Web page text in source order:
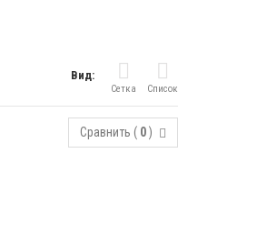
Вид:
Сетка Список
Сравнить ( 0)